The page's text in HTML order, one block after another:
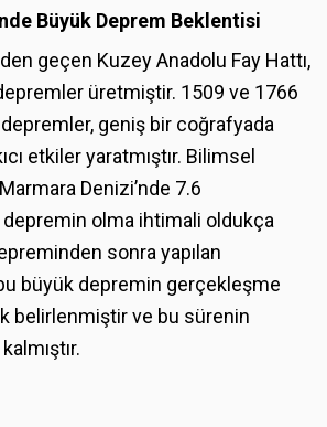
Büyük Deprem Beklentisi
geçen Kuzey Anadolu Fay Hattı,
üretmiştir. 1509 ve 1766
depremler, geniş bir coğrafyada
etkiler yaratmıştır. Bilimsel
Denizi’nde 7.6
olma ihtimali oldukça
sonra yapılan
büyük depremin gerçekleşme
belirlenmiştir ve bu sürenin